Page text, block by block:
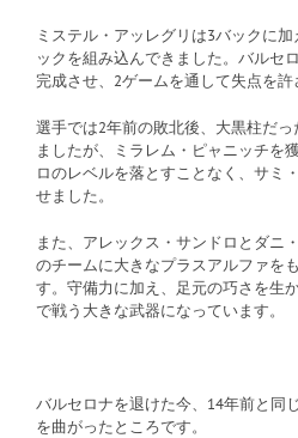
ミステル・アッレグリは3バックに
ックを組み込んできました。バルセ
完成させ、2ゲームを通して失点を許
選手では2年前の敗北後、大黒柱だ
ましたが、ミラレム・ピャニッチを
ロのレベルを落とすことなく、サミ
せました。
また、アレックス・サンドロとダニ
のチームに大きなプラスアルファを
す。守備力に加え、足元の巧さを生
で戦う大きな武器になっています。
バルセロナを退けた今、14年前と同
を曲がったところです。